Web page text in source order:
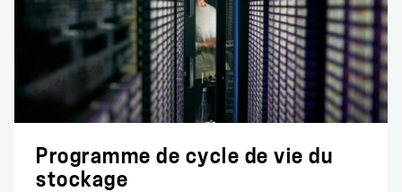
Programme de cycle de vie du
stockage